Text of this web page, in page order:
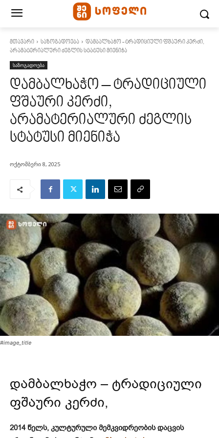
მთავარი საზოგადოება
დამბალხაჭო - ტრადიციული ფშაური კერძი,
არამატერიალური ძეგლის სტატუსი მიენიჭა
საზოგადოება
დამბალხაჭო – ტრადიციული
ფშაური კერძი,
არამატერიალური ძეგლის
სტატუსი მიენიჭა
ოქტომბერი 8, 2025
#image_title
დამბალხაჭო – ტრადიციული
ფშაური კერძი,
2014 წელს, კულტურული მემკვიდრეობის დაცვის